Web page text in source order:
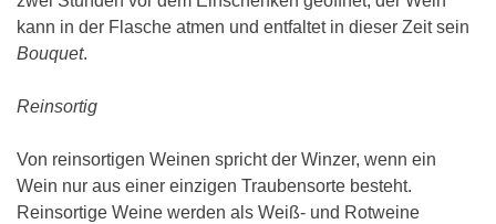
kann in der Flasche atmen und entfaltet in dieser Zeit sein
Bouquet.
Reinsortig
Von reinsortigen Weinen spricht der Winzer, wenn ein
Wein nur aus einer einzigen Traubensorte besteht.
Reinsortige Weine werden als Weiß- und Rotweine